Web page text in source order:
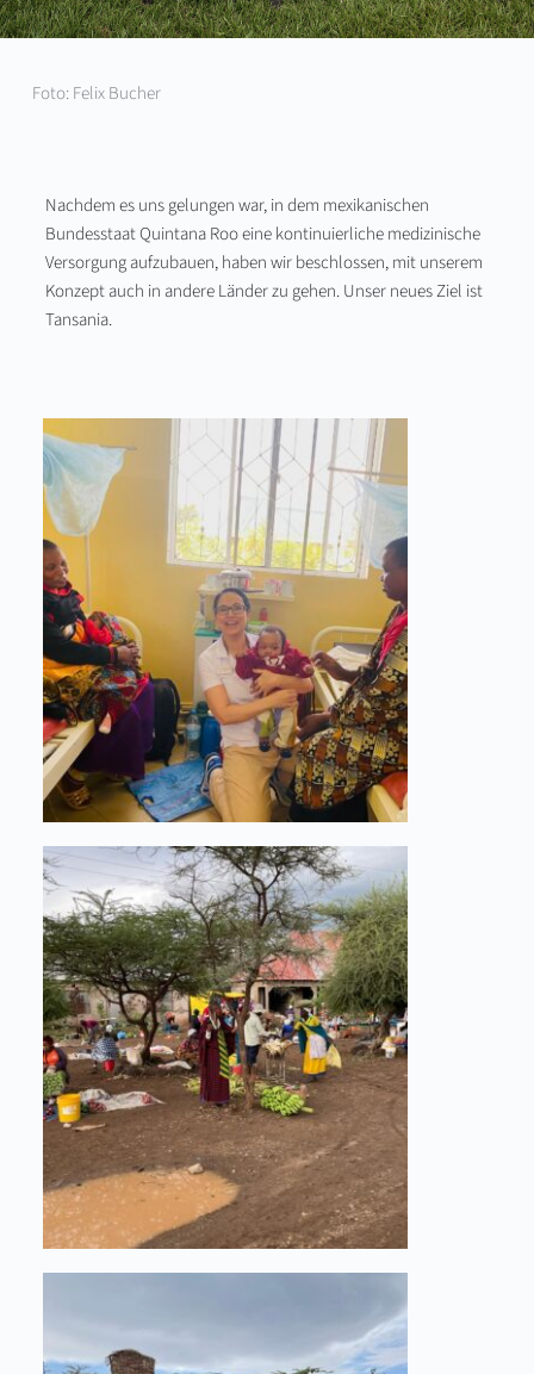
Foto: Felix Bucher
Nachdem es uns gelungen war, in dem mexikanischen
Bundesstaat Quintana Roo eine kontinuierliche medizinische
Versorgung aufzubauen, haben wir beschlossen, mit unserem
Konzept auch in andere Länder zu gehen. Unser neues Ziel ist
Tansania.